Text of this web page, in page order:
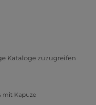
Kataloge zuzugreifen
mit Kapuze